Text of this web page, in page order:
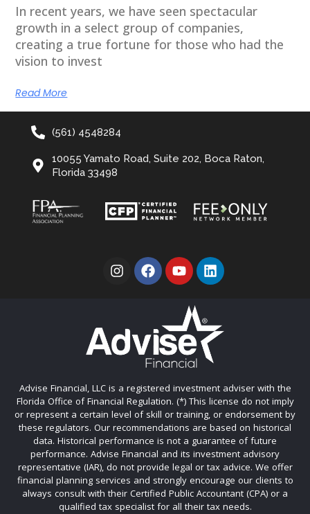
In recent years, we have seen spectacular
growth in a select group of companies,
creating a true fortune for those who had the
vision to invest
Read More
(561) 4548284
10055 Yamato Road, Suite 202, Boca Raton,
Florida 33498
Advise Financial, LLC is a registered investment adviser with the
Florida Office of Financial Regulation. (*) This license do not imply
or represent a certain level of skill or training, or endorsement by
these regulators. Our recommendations are based on historical
data. Historical performance is not a guarantee of future
performance. Advise Financial and its investment advisory
representative (IAR), do not provide legal or tax advice. We offer
financial planning services and strongly encourage our clients to
always consult with their Certified Public Accountant (CPA) or a
qualified tax specialist for all their tax needs.